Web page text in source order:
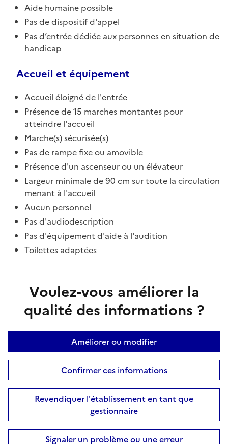
Aide humaine possible
Pas de dispositif d'appel
Pas d’entrée dédiée aux personnes en situation de
handicap
Accueil et équipement
Accueil éloigné de l'entrée
Présence de 15 marches montantes pour
atteindre l'accueil
Marche(s) sécurisée(s)
Pas de rampe fixe ou amovible
Présence d'un ascenseur ou un élévateur
Largeur minimale de 90 cm sur toute la circulation
menant à l'accueil
Aucun personnel
Pas d'audiodescription
Pas d'équipement d'aide à l'audition
Toilettes adaptées
Voulez-vous améliorer la
qualité des informations ?
Améliorer ou modifier
Confirmer ces informations
Revendiquer l'établissement en tant que
gestionnaire
Signaler un problème ou une erreur